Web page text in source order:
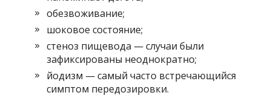
обезвоживание;
шоковое состояние;
стеноз пищевода — случаи были
зафиксированы неоднократно;
йодизм — самый часто встречающийся
симптом передозировки.